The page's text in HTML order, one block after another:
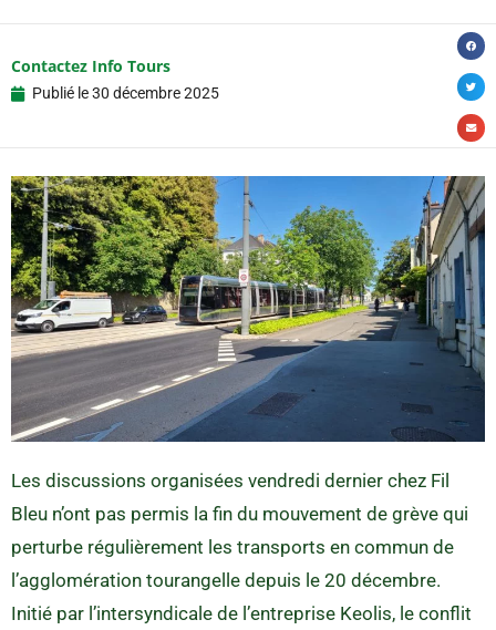
Contactez Info Tours
Publié le30 décembre 2025
Les discussions organisées vendredi dernier chez Fil
Bleu n’ont pas permis la fin du mouvement de grève qui
perturbe régulièrement les transports en commun de
l’agglomération tourangelle depuis le 20 décembre.
Initié par l’intersyndicale de l’entreprise Keolis, le conflit